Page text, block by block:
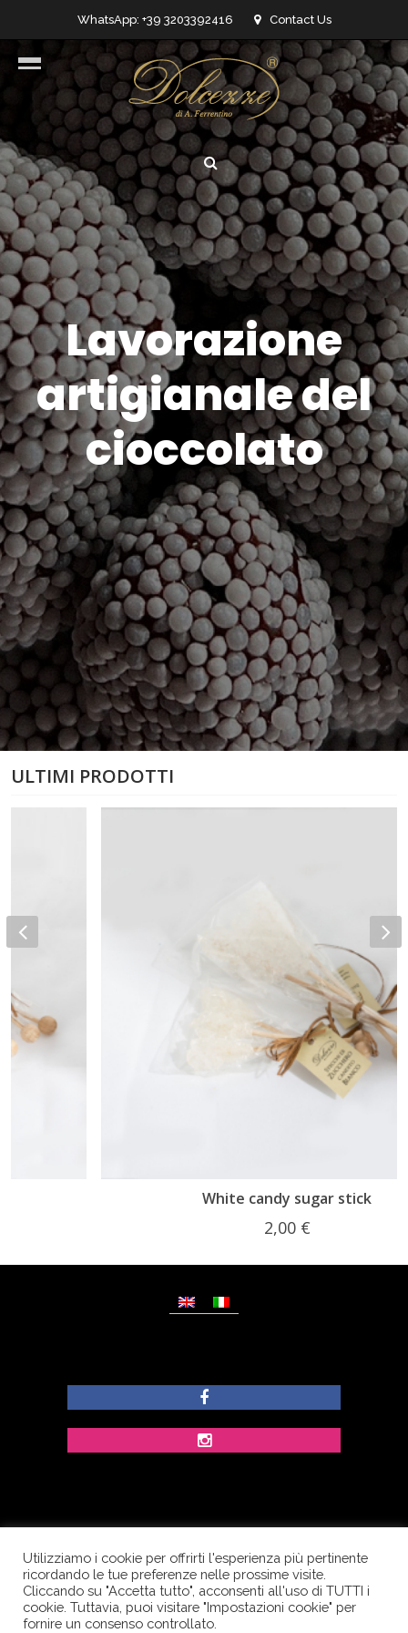
WhatsApp: +39 3203392416 Contact Us
info@dolcezzedicioccolato.it
Lavorazione
artigianale del
cioccolato
ULTIMI PRODOTTI
White candy sugar stick
© Copyright Dolcezze di Ferrentino A. - P.IVA
IT02609400656 - Tutti i diritti riservati.
Corso Palatucci, 65 - 84013 Cava de’ Tirreni (SA) -
Utilizziamo i cookie per offrirti l'esperienza più pertinente
ricordando le tue preferenze nelle prossime visite.
Cliccando su "Accetta tutto", acconsenti all'uso di TUTTI i
cookie. Tuttavia, puoi visitare "Impostazioni cookie" per
fornire un consenso controllato.